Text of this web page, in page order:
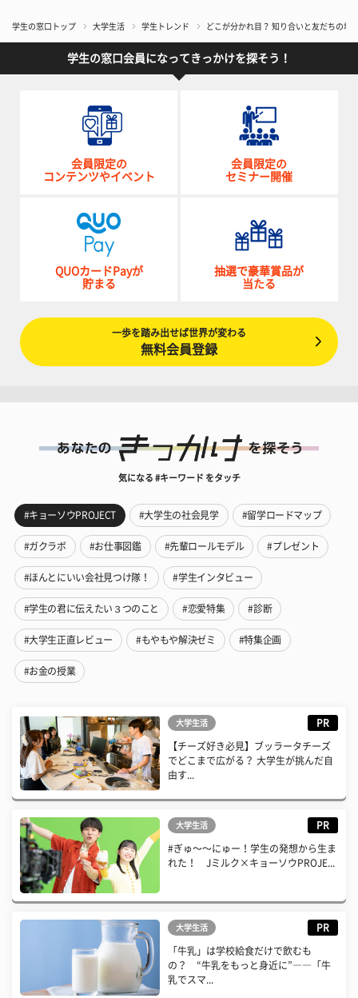
学生の窓口トップ 大学生活 学生トレンド どこが分かれ目？ 知り合いと友だちの境
学生の窓口会員になってきっかけを探そう！
会員限定の
コンテンツやイベント
会員限定の
セミナー開催
QUOカードPayが
貯まる
抽選で豪華賞品が
当たる
一歩を踏み出せば世界が変わる
無料会員登録
気になる #キーワード をタッチ
#キョーソウPROJECT #大学生の社会見学 #留学ロードマップ
#ガクラボ #お仕事図鑑 #先輩ロールモデル #プレゼント
#ほんとにいい会社見つけ隊！ #学生インタビュー
#学生の君に伝えたい３つのこと #恋愛特集 #診断
#大学生正直レビュー #もやもや解決ゼミ #特集企画
#お金の授業
大学生活 PR
【チーズ好き必見】ブッラータチーズ
でどこまで広がる？ 大学生が挑んだ自
由す...
大学生活 PR
#ぎゅ〜〜にゅー！学生の発想から生ま
れた！ Jミルク×キョーソウPROJE...
大学生活 PR
「牛乳」は学校給食だけで飲むも
の？ “牛乳をもっと身近に”――「牛
乳でスマ...